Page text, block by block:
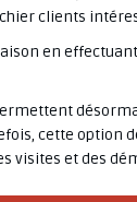
clients
en
cette option
visites et des